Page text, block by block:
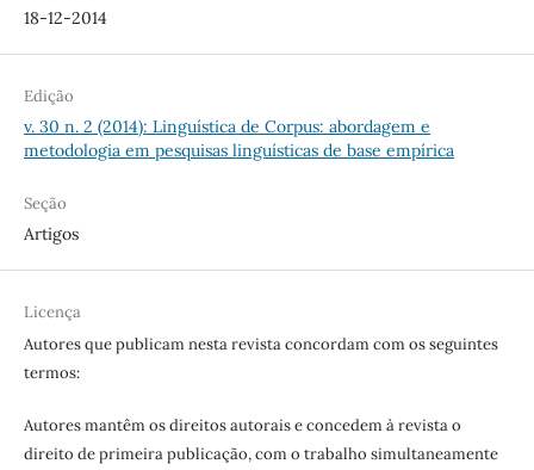
18-12-2014
Edição
v. 30 n. 2 (2014): Linguística de Corpus: abordagem e
metodologia em pesquisas linguísticas de base empírica
Seção
Artigos
Licença
Autores que publicam nesta revista concordam com os seguintes
termos:
Autores mantêm os direitos autorais e concedem à revista o
direito de primeira publicação, com o trabalho simultaneamente